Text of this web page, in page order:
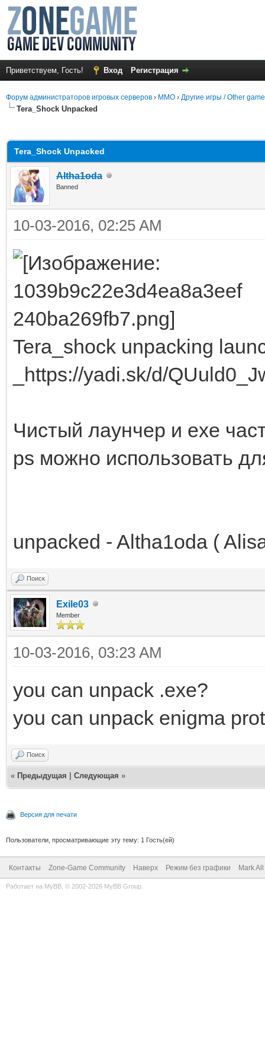
Приветствуем, Гость! Вход Регистрация
Форум администраторов игровых серверов › MMO › Другие игры / Other
Tera_Shock Unpacked
Tera_Shock Unpacked
Altha1oda
Banned
10-03-2016, 02:25 AM
Tera_shock unpacking
_https://yadi.sk/d/
Чистый лаунчер и exe
ps можно использовать
unpacked - Altha1oda (
Поиск
Exile03
Member
10-03-2016, 03:23 AM
you can unpack .exe?
you can unpack enigma
Поиск
« Предыдущая Следующая »
Версия для печати
Пользователи, просматривающие эту тему: 1 Гость(ей)
Контакты Zone-Game Community Наверх Режим без графики Mark
Работает на MyBB , © 2002-2026 MyBB Group